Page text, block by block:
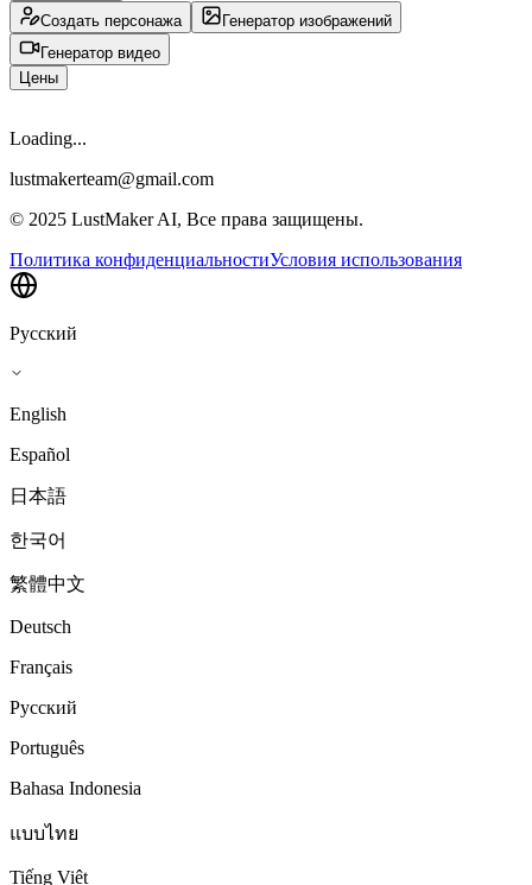
Создать персонажа
Генератор изображений
Генератор видео
Цены
Loading...
lustmakerteam@gmail.com
© 2025 LustMaker AI, Все права защищены.
Политика конфиденциальностиУсловия использования
Русский
English
Español
日本語
한국어
繁體中文
Deutsch
Français
Русский
Português
Bahasa Indonesia
แบบไทย
Tiếng Việt